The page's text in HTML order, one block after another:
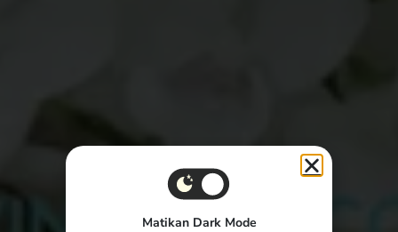
Matikan Dark Mode